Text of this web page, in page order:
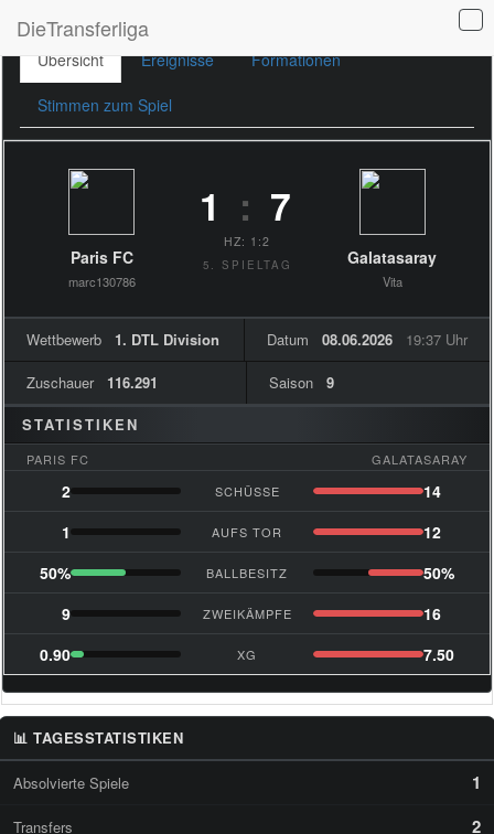
DieTransferliga
Übersicht Ereignisse Formationen
Stimmen zum Spiel
Paris FC
marc130786
1 : 7
HZ: 1:2
5. SPIELTAG Galatasaray
Vita
Wettbewerb 1. DTL Division Datum 08.06.2026 19:37 Uhr
Zuschauer 116.291 Saison
9
STATISTIKEN
PARIS FC GALATASARAY
2 SCHÜSSE
14
1
AUFS TOR
12
50%
BALLBESITZ
50%
9
ZWEIKÄMPFE
16
0.90
XG 7.50
📊 TAGESSTATISTIKEN
Absolvierte Spiele 1
Transfers 2